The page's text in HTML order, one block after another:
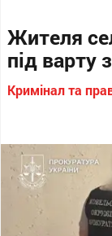
Жителя
під варту
Кримінал та